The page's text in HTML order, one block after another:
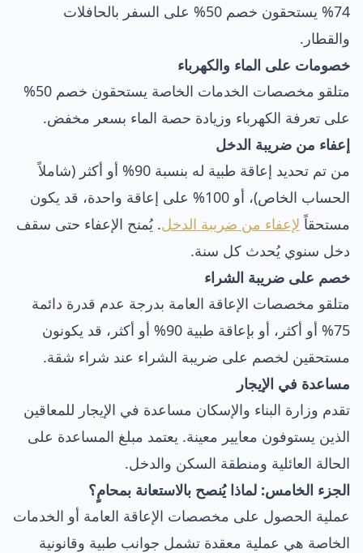
74% يستحقون خصم 50% على السفر بالحافلات
والقطار.
خصومات على الماء والكهرباء
متلقو مخصصات الخدمات الخاصة يستحقون خصم 50%
على تعرفة الكهرباء وزيادة حصة الماء بسعر مخفض.
إعفاء من ضريبة الدخل
من تم تحديد إعاقة طبية له بنسبة 90% أو أكثر (شاملاً
الحساب الخاص)، أو 100% على إعاقة واحدة، قد يكون
مستحقاً لإعفاء من ضريبة الدخل. يُمنح الإعفاء حتى سقف
دخل سنوي يُحدث كل سنة.
خصم على ضريبة الشراء
متلقو مخصصات الإعاقة العامة بدرجة عدم قدرة دائمة
75% أو أكثر، أو بإعاقة طبية 90% أو أكثر، قد يكونون
مستحقين لخصم على ضريبة الشراء عند شراء شقة.
مساعدة في الإيجار
تقدم وزارة البناء والإسكان مساعدة في الإيجار للمعاقين
الذين يستوفون معايير معينة. يعتمد مبلغ المساعدة على
الحالة العائلية ومنطقة السكن والدخل.
الجزء الخامس: لماذا يُنصح بالاستعانة بمحامٍ؟
عملية الحصول على مخصصات الإعاقة العامة أو الخدمات
الخاصة هي عملية معقدة تشمل جوانب طبية وقانونية